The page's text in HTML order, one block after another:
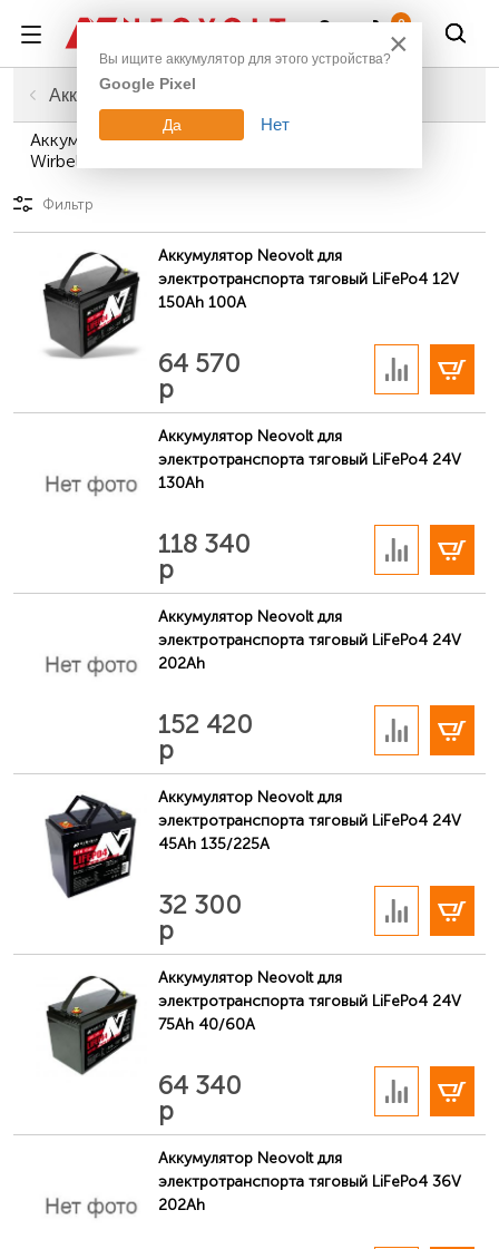
0
Главная
Транспорт, развлечения
Аккумуляторы для поломоечной техники
Аккумуляторы для поломоечных машин Ghibli &
Wirbel
Фильтр
Аккумулятор Neovolt для
электротранспорта тяговый LiFePo4 12V
150Ah 100A
64 570
р
Аккумулятор Neovolt для
электротранспорта тяговый LiFePo4 24V
130Ah
118 340
р
Аккумулятор Neovolt для
электротранспорта тяговый LiFePo4 24V
202Ah
152 420
р
Аккумулятор Neovolt для
электротранспорта тяговый LiFePo4 24V
45Ah 135/225A
32 300
р
Аккумулятор Neovolt для
электротранспорта тяговый LiFePo4 24V
75Ah 40/60A
64 340
р
Аккумулятор Neovolt для
электротранспорта тяговый LiFePo4 36V
202Ah
×
Вы ищите аккумулятор для этого устройства?
Google Pixel
Да Нет